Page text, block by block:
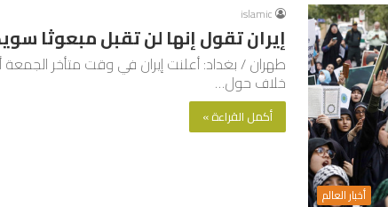
أخبار العالم
islamic
إيران تقول إنها لن تقبل مبعوثا
طهران / بغداد: أعلنت إيران في وقت متأخر
خلاف حول…
أكمل القراءة »